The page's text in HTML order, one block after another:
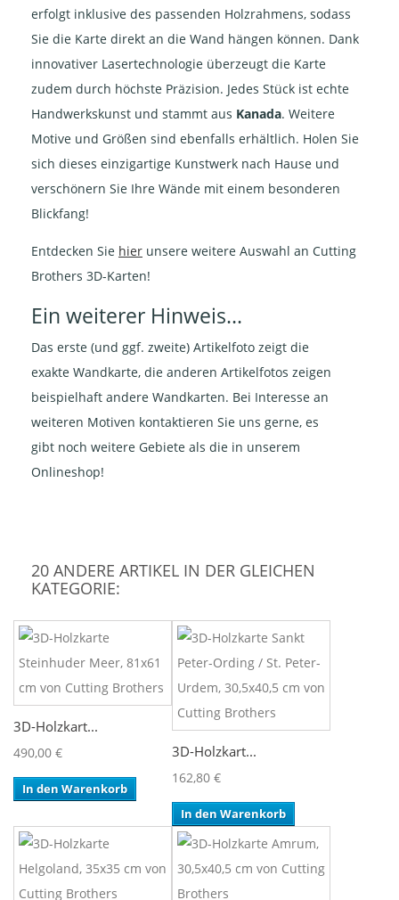
erfolgt inklusive des passenden Holzrahmens, sodass
Sie die Karte direkt an die Wand hängen können. Dank
innovativer Lasertechnologie überzeugt die Karte
zudem durch höchste Präzision. Jedes Stück ist echte
Handwerkskunst und stammt aus Kanada. Weitere
Motive und Größen sind ebenfalls erhältlich. Holen Sie
sich dieses einzigartige Kunstwerk nach Hause und
verschönern Sie Ihre Wände mit einem besonderen
Blickfang!
Entdecken Sie hier unsere weitere Auswahl an Cutting
Brothers 3D-Karten!
Ein weiterer Hinweis...
Das erste (und ggf. zweite) Artikelfoto zeigt die
exakte Wandkarte, die anderen Artikelfotos zeigen
beispielhaft andere Wandkarten. Bei Interesse an
weiteren Motiven kontaktieren Sie uns gerne, es
gibt noch weitere Gebiete als die in unserem
Onlineshop!
20 ANDERE ARTIKEL IN DER GLEICHEN
KATEGORIE:
3D-Holzkart...
490,00 €
In den Warenkorb
3D-Holzkart...
162,80 €
In den Warenkorb